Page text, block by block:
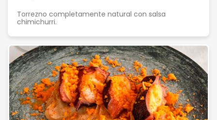
Torrezno completamente natural con salsa
chimichurri.